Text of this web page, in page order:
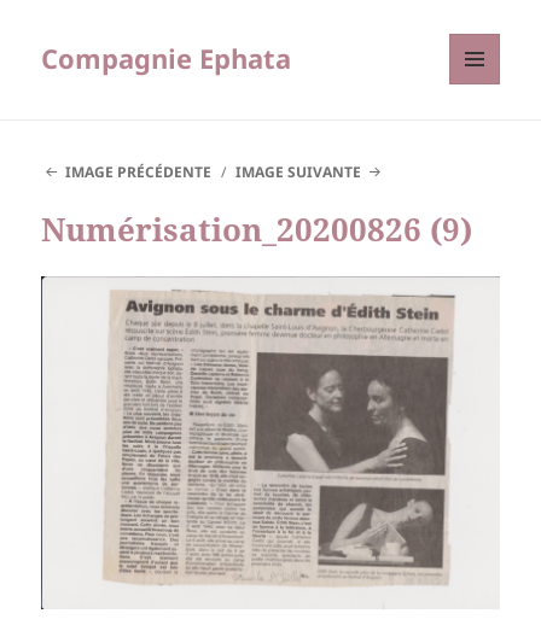
Compagnie Ephata
IMAGE PRÉCÉDENTE
IMAGE SUIVANTE
Numérisation_20200826 (9)